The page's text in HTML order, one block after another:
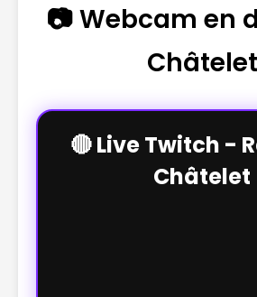
📷 Webcam en
Châtelet
🔴 Live Twitch -
Châtelet